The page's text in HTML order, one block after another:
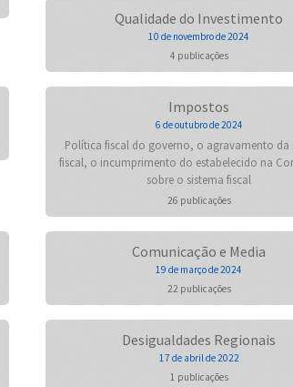
Qualidade do Investimento
10 de novembro de 2024
4 publicações
Impostos
6 de outubro de 2024
Política fiscal do governo, o agravamento da
fiscal, o incumprimento do estabelecido na
sobre o sistema fiscal
26 publicações
Comunicação e Media
19 de março de 2024
22 publicações
Desigualdades Regionais
17 de abril de 2022
1 publicações